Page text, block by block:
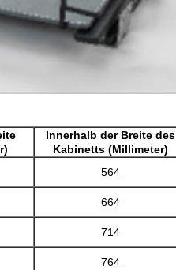
Innerhalb der Breite des
Kabinetts (Millimeter)
564
664
714
764